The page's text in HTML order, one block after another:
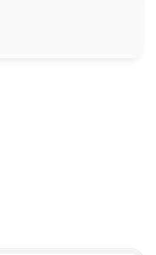
bizimle başarıyla